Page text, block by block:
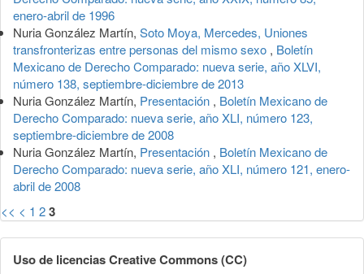
enero-abril de 1996
Nuria González Martín, Soto Moya, Mercedes, Uniones
transfronterizas entre personas del mismo sexo , Boletín
Mexicano de Derecho Comparado: nueva serie, año XLVI,
número 138, septiembre-diciembre de 2013
Nuria González Martín, Presentación , Boletín Mexicano de
Derecho Comparado: nueva serie, año XLI, número 123,
septiembre-diciembre de 2008
Nuria González Martín, Presentación , Boletín Mexicano de
Derecho Comparado: nueva serie, año XLI, número 121, enero-
abril de 2008
<< < 1 23
Uso de licencias Creative Commons (CC)